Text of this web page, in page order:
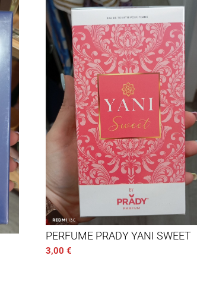
PERFUME PRADY YANI SWEET
3,00 €